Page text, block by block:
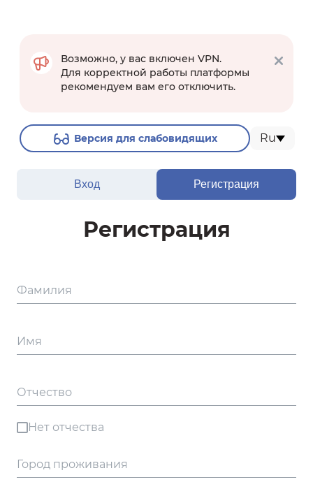
Версия для слабовидящих Ru
Возможно, у вас включен VPN.
Для корректной работы платформы
рекомендуем вам его отключить.
Вход Регистрация
Регистрация
Фамилия
Имя
Отчество
Нет отчества
Город проживания